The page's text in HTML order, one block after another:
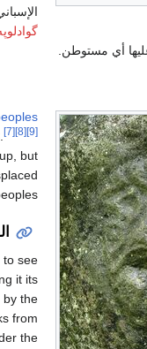
أي مستوطن.
[7] [8] [9]
but
to see
it its
by the
from
the